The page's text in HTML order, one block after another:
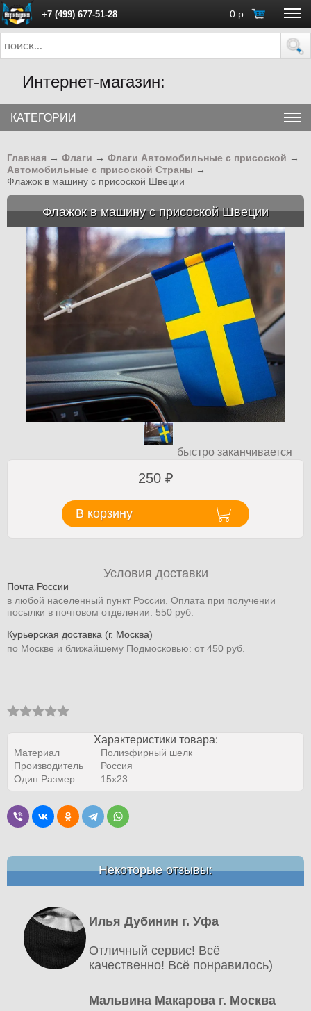
+7 (499) 677-51-28 0 р.
ПН - ПТ с 10:00 до 18:00 (Москва)
Интернет-магазин:
КАТЕГОРИИ
Главная → Флаги → Флаги Автомобильные с присоской →
Автомобильные с присоской Страны →
Флажок в машину с присоской Швеции
Флажок в машину с присоской Швеции
быстро заканчивается
250 ₽
В корзину
Условия доставки
Почта России
в любой населенный пункт России. Оплата при получении
посылки в почтовом отделении: 550 руб.
Курьерская доставка (г. Москва)
по Москве и ближайшему Подмосковью: от 450 руб.
Характеристики товара:
Материал
Полиэфирный шелк
Производитель
Россия
Один Размер
15х23
Некоторые отзывы:
Илья Дубинин г. Уфа
Отличный сервис! Всё
качественно! Всё понравилось)
Мальвина Макарова г. Москва